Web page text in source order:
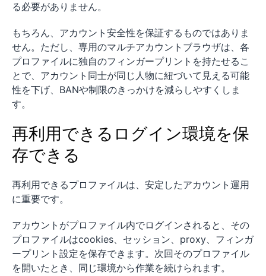
る必要がありません。
もちろん、アカウント安全性を保証するものではありま
せん。ただし、専用のマルチアカウントブラウザは、各
プロファイルに独自のフィンガープリントを持たせるこ
とで、アカウント同士が同じ人物に紐づいて見える可能
性を下げ、BANや制限のきっかけを減らしやすくしま
す。
再利用できるログイン環境を保
存できる
再利用できるプロファイルは、安定したアカウント運用
に重要です。
アカウントがプロファイル内でログインされると、その
プロファイルはcookies、セッション、proxy、フィンガ
ープリント設定を保存できます。次回そのプロファイル
を開いたとき、同じ環境から作業を続けられます。